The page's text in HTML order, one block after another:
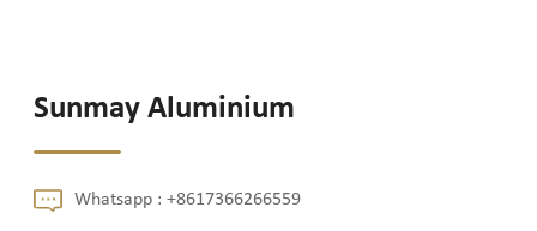
Sunmay Aluminium
Whatsapp :+8617366266559